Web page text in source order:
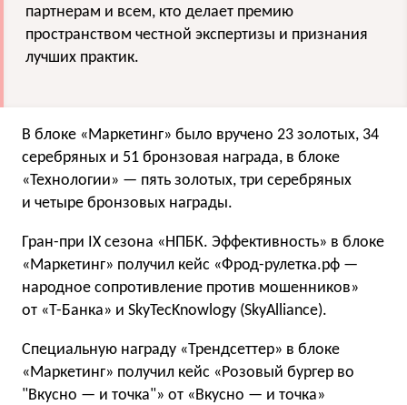
партнерам и всем, кто делает премию
пространством честной экспертизы и признания
лучших практик.
В блоке «Маркетинг» было вручено 23 золотых, 34
серебряных и 51 бронзовая награда, в блоке
«Технологии» — пять золотых, три серебряных
и четыре бронзовых награды.
Гран-при IX сезона «НПБК. Эффективность» в блоке
«Маркетинг» получил кейс «Фрод-рулетка.рф —
народное сопротивление против мошенников»
от «Т-Банка» и SkyTecKnowlogy (SkyAlliance).
Специальную награду «Трендсеттер» в блоке
«Маркетинг» получил кейс «Розовый бургер во
"Вкусно — и точка"» от «Вкусно — и точка»